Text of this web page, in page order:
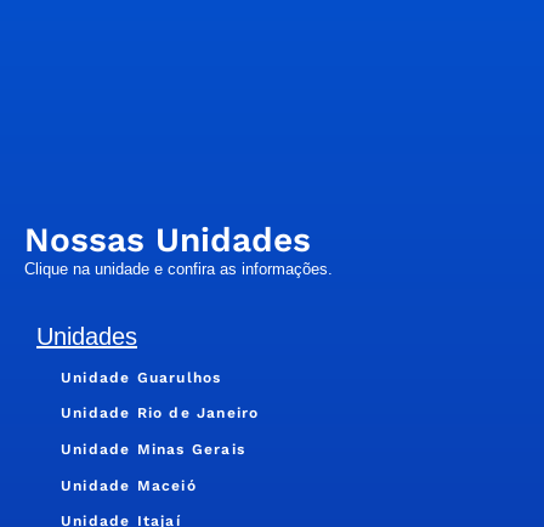
Nossas Unidades
Clique na unidade e confira as informações.
Unidades
Unidade Guarulhos
Unidade Rio de Janeiro
Unidade Minas Gerais
Unidade Maceió
Unidade Itajaí